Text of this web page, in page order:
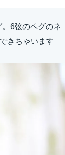
6弦のペグのネ
きちゃいます